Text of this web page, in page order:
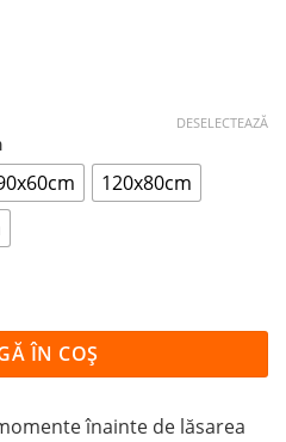
120x80cm
DESELECTEAZĂ
CU ROATĂ ȘI
ÎN COȘ
înainte de lăsarea